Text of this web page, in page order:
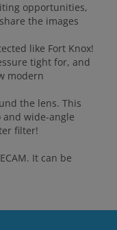
opportunities,
the images
like Fort Knox!
tight for, and
modern
the lens. This
wide-angle
filter!
It can be